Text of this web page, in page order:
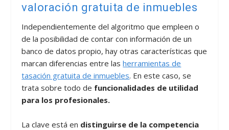
valoración gratuita de inmuebles
Independientemente del algoritmo que empleen o
de la posibilidad de contar con información de un
banco de datos propio, hay otras características que
marcan diferencias entre lasherramientas de
tasación gratuita de inmuebles. En este caso, se
trata sobre todo de funcionalidades de utilidad
para los profesionales.
La clave está en distinguirse de la competencia